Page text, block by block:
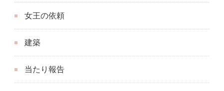
女王の依頼
建築
当たり報告